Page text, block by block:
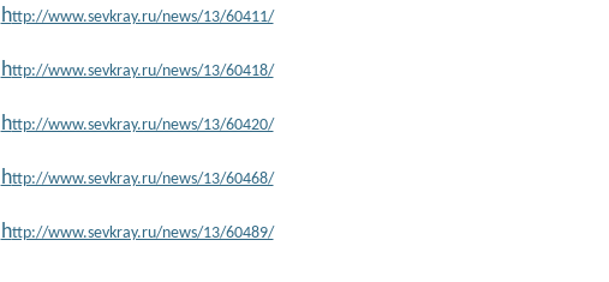
http://www.sevkray.ru/news/13/60411/
http://www.sevkray.ru/news/13/60418/
http://www.sevkray.ru/news/13/60420/
http://www.sevkray.ru/news/13/60468/
http://www.sevkray.ru/news/13/60489/